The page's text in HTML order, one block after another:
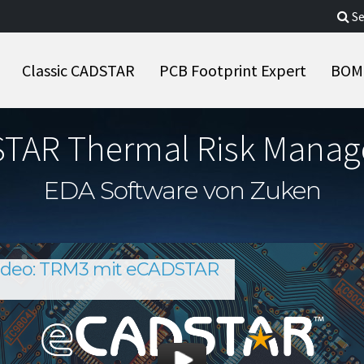
Classic CADSTAR PCB Footprint Expert
Thermal Risk
EDA Software von Zuken
TRM3 mit eCADSTAR